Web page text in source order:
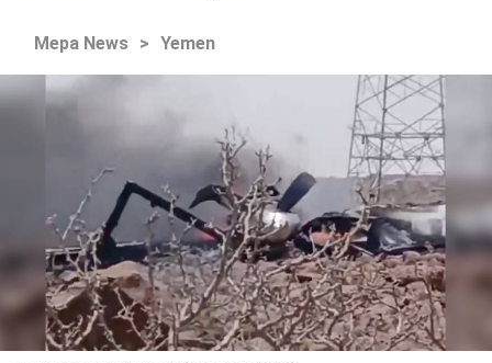
Mepa News > Yemen